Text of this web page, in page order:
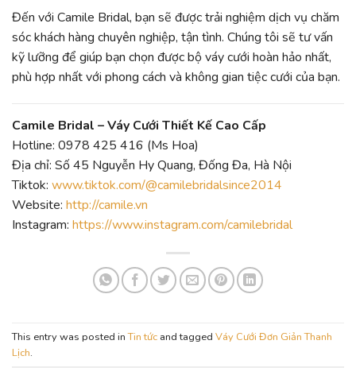
Đến với Camile Bridal, bạn sẽ được trải nghiệm dịch vụ chăm
sóc khách hàng chuyên nghiệp, tận tình. Chúng tôi sẽ tư vấn
kỹ lưỡng để giúp bạn chọn được bộ váy cưới hoàn hảo nhất,
phù hợp nhất với phong cách và không gian tiệc cưới của bạn.
Camile Bridal – Váy Cưới Thiết Kế Cao Cấp
Hotline: 0978 425 416 (Ms Hoa)
Địa chỉ: Số 45 Nguyễn Hy Quang, Đống Đa, Hà Nội
Tiktok: www.tiktok.com/@camilebridalsince2014
Website: http://camile.vn
Instagram: https://www.instagram.com/camilebridal
This entry was posted inTin tức and tagged Váy Cưới Đơn Giản Thanh
Lịch.